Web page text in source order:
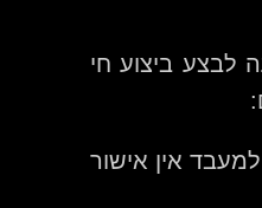
לבצע ביצוע חי
אין אישור